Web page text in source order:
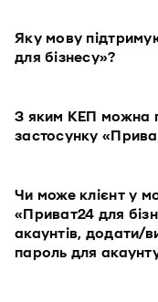
Яку мову
для бізнесу»?
З яким КЕП можна
застосунку
Чи може клієнт у
«Приват24 для
акаунтів, додати/
пароль для